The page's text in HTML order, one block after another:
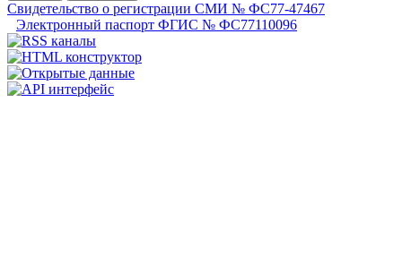
Свидетельство о регистрации СМИ № ФС77-47467
Электронный паспорт ФГИС № ФС77110096